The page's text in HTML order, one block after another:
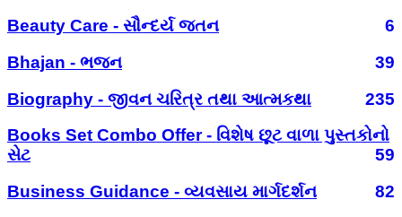
Beauty Care - સૌન્દર્ય જતન
6
Bhajan - ભજન
39
Biography - જીવન ચરિત્ર તથા આત્મકથા
235
Books Set Combo Offer - વિશેષ છૂટ વાળા પુસ્તકોનો
સેટ
59
Business Guidance - વ્યવસાય માર્ગદર્શન
82